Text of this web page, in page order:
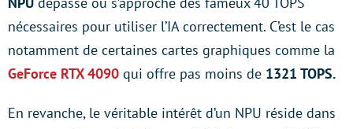
nécessaires pour utiliser l’IA correctement. C’est le cas
notamment de certaines cartes graphiques comme la
GeForce RTX 4090 qui offre pas moins de 1321 TOPS.
En revanche, le véritable intérêt d’un NPU réside dans